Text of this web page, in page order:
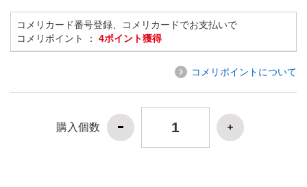
コメリカード番号登録、コメリカードでお支払いで
コメリポイント ： 4ポイント獲得
コメリポイントについて
購入個数